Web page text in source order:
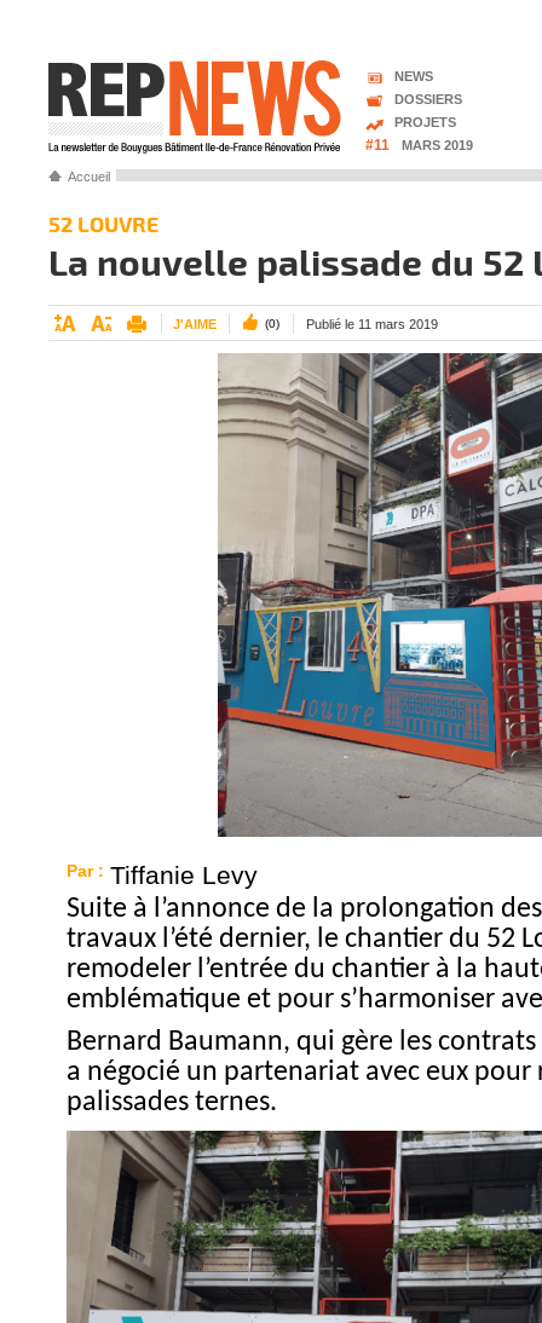
NEWS
DOSSIERS
PROJETS
#11 MARS 2019
Accueil
52 LOUVRE
La nouvelle palissade du 52
J'AIME (0) Publié le 11 mars 2019
Par : Tiffanie Levy
Suite à l’annonce de la prolongation
travaux l’été dernier, le chantier du 52
remodeler l’entrée du chantier à la
emblématique et pour s’harmoniser
Bernard Baumann, qui gère les contrats
a négocié un partenariat avec eux pour
palissades ternes.